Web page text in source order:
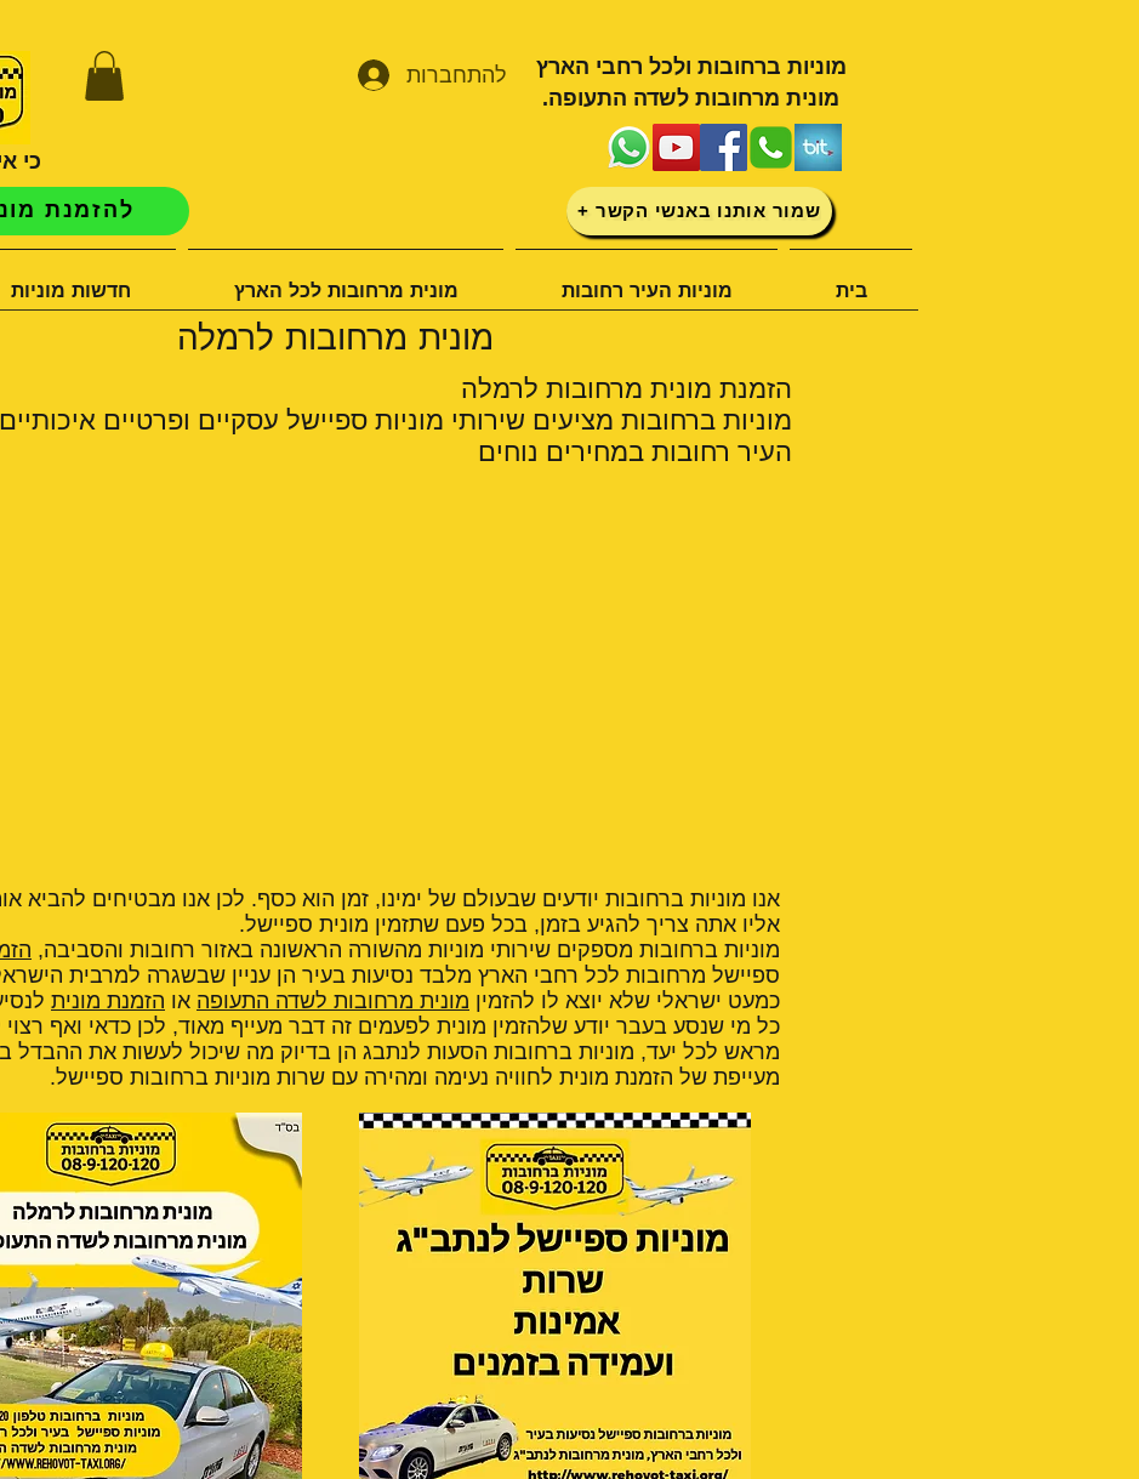
להתחברות
כי
מוניות ברחובות ולכל רחבי הארץ
מונית מרחובות לשדה התעופה.
שמור אותנו באנשי הקשר + להזמנת
בית מוניות העיר רחובות מונית מרחובות לכל הארץ חדשות מוניות
מונית מרחובות לרמלה
הזמנת מונית מרחובות לרמלה
מוניות ברחובות מציעים שירותי מוניות ספיישל עסקיים ופרטיים
העיר רחובות במחירים נוחים
אנו מוניות ברחובות יודעים שבעולם של ימינו, זמן הוא כסף. לכן אנו מבטיחים להביא
אליו אתה צריך להגיע בזמן, בכל פעם שתזמין מונית ספיישל.
מוניות ברחובות מספקים שירותי מוניות מהשורה הראשונה באזור רחובות והסביבה,
ספיישל מרחובות לכל רחבי הארץ מלבד נסיעות בעיר הן עניין שבשגרה למרבית
כמעט ישראלי שלא יוצא לו להזמין מונית מרחובות לשדה התעופה או הזמנת מונית
כל מי שנסע בעבר יודע שלהזמין מונית לפעמים זה דבר מעייף מאוד, לכן כדאי ואף רצוי
מראש לכל יעד, מוניות ברחובות הסעות לנתבג הן בדיוק מה שיכול לעשות את ההבדל
מעייפת של הזמנת מונית לחוויה נעימה ומהירה עם שרות מוניות ברחובות ספיישל.